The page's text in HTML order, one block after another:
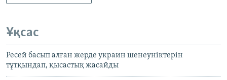
Ұқсас
Ресей басып алған жерде украин шенеуніктерін
тұтқындап, қысастық жасайды